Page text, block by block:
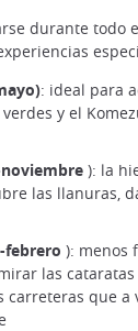
durante todo
: ideal para
y el
): la
las llanuras,
febrero ): menos
las cataratas
carreteras que a